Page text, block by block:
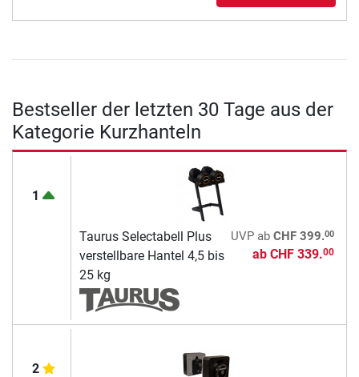
Bestseller der letzten 30 Tage aus der
Kategorie Kurzhanteln
1
Taurus Selectabell Plus
verstellbare Hantel 4,5 bis
25 kg
UVPab CHF 399.00
ab CHF 339.00
2